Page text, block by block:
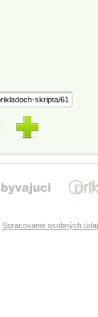
Spracovanie osobných